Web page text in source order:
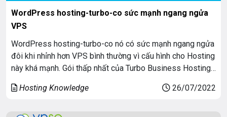
WordPress hosting-turbo-co sức mạnh ngang ngửa
VPS
WordPress hosting-turbo-co nó có sức mạnh ngang ngửa
đôi khi nhỉnh hơn VPS bình thường vì cấu hình cho Hosting
này khá mạnh. Gói thấp nhất của Turbo Business Hosting
Hosting Knowledge 26/07/2022